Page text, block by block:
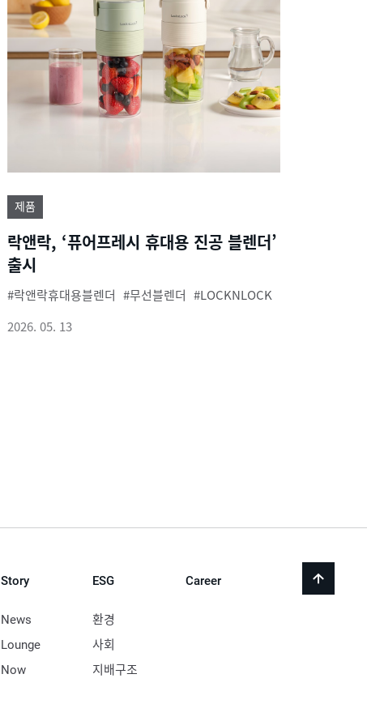
제품
락앤락, ‘퓨어프레시 휴대용 진공 블렌더’
출시
락앤락휴대용블렌더 무선블렌더
LOCKNLOCK
2026. 05. 13
back
Story
News
Lounge
Now
ESG
환경
사회
지배구조
Career